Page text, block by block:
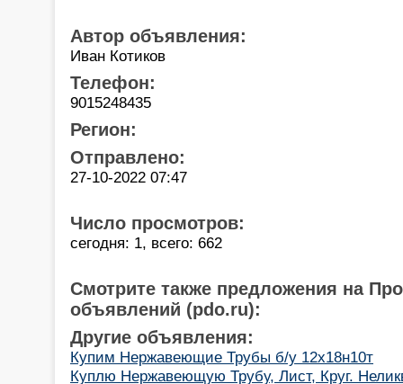
Автор объявления:
Иван Котиков
Телефон:
9015248435
Регион:
Отправлено:
27-10-2022 07:47
Число просмотров:
сегодня: 1, всего: 662
Смотрите также предложения на
объявлений (pdo.ru):
Другие объявления:
Купим Нержавеющие Трубы б/у 12х18н10т
Куплю Нержавеющую Трубу, Лист, Круг.